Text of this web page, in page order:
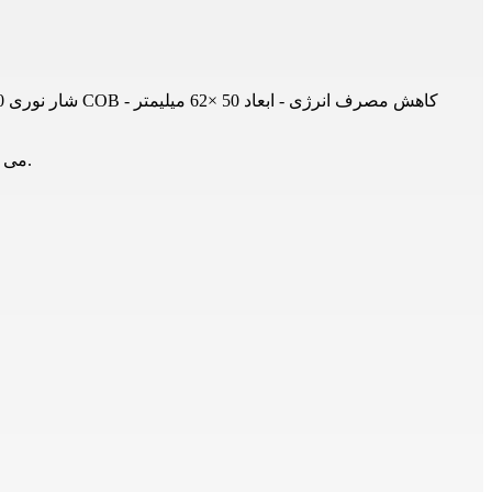
لامپ LED COB هالوژن 5 وات 4M با سرپیچ استارتی GU10 - شار نوری 350 لومن - 3 رنگ نور آفتابی، مهتابی و استاندارد - 2 سال ضمانت - تکنولوژی COB - کاهش مصرف انرژی - ابعاد 50 ×62 میلیمتر
می توانید با همکاران ما تماس حاصل فرمایید.